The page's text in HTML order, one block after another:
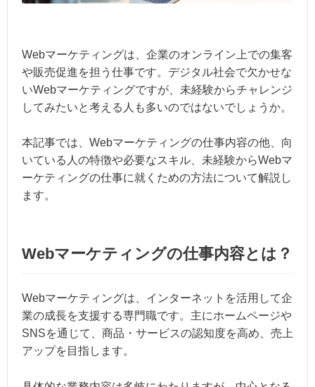
Webマーケティングは、企業のオンライン上での集客
や販売促進を担う仕事です。デジタル社会で欠かせな
いWebマーケティングですが、未経験からチャレンジ
してみたいと考える人も多いのではないでしょうか。
本記事では、Webマーケティングの仕事内容の他、向
いている人の特徴や必要なスキル、未経験からWebマ
ーケティングの仕事に就くための方法について解説し
ます。
Webマーケティングの仕事内容とは？
Webマーケティングは、インターネットを活用して企
業の成長を支援する専門職です。主にホームページや
SNSを通じて、商品・サービスの認知度を高め、売上
アップを目指します。